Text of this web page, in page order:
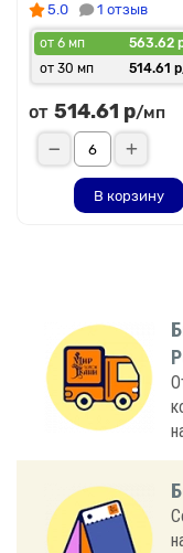
5.0 1 отзыв
от 6 мп
563.62
от 30 мп
514.61
от 514.61 р/мп
В корзину